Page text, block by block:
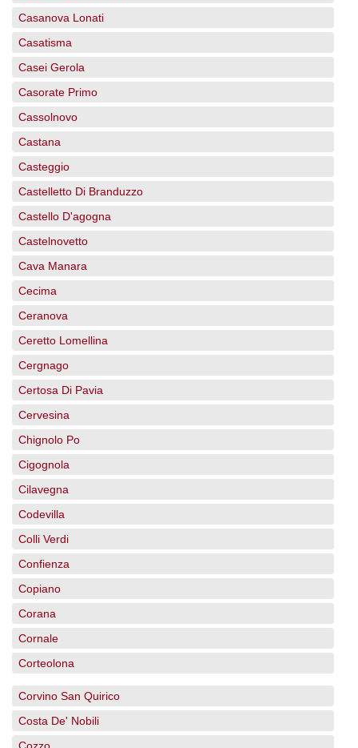
Casanova Lonati
Casatisma
Casei Gerola
Casorate Primo
Cassolnovo
Castana
Casteggio
Castelletto Di Branduzzo
Castello D'agogna
Castelnovetto
Cava Manara
Cecima
Ceranova
Ceretto Lomellina
Cergnago
Certosa Di Pavia
Cervesina
Chignolo Po
Cigognola
Cilavegna
Codevilla
Colli Verdi
Confienza
Copiano
Corana
Cornale
Corteolona
Corvino San Quirico
Costa De' Nobili